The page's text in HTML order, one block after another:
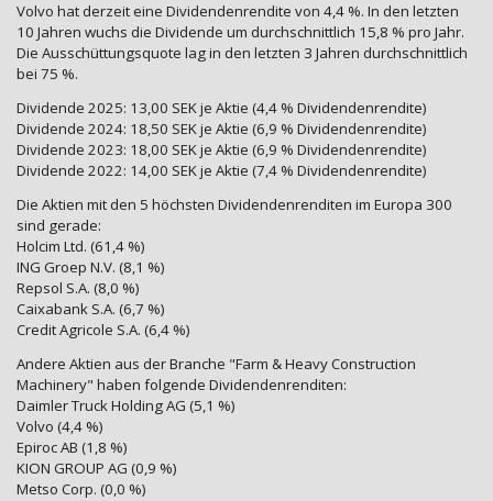
Volvo hat derzeit eine Dividendenrendite von 4,4 %. In den letzten
10 Jahren wuchs die Dividende um durchschnittlich 15,8 % pro Jahr.
Die Ausschüttungsquote lag in den letzten 3 Jahren durchschnittlich
bei 75 %.
Dividende 2025: 13,00 SEK je Aktie (4,4 % Dividendenrendite)
Dividende 2024: 18,50 SEK je Aktie (6,9 % Dividendenrendite)
Dividende 2023: 18,00 SEK je Aktie (6,9 % Dividendenrendite)
Dividende 2022: 14,00 SEK je Aktie (7,4 % Dividendenrendite)
Die Aktien mit den 5 höchsten Dividendenrenditen im Europa 300
sind gerade:
Holcim Ltd. (61,4 %)
ING Groep N.V. (8,1 %)
Repsol S.A. (8,0 %)
Caixabank S.A. (6,7 %)
Credit Agricole S.A. (6,4 %)
Andere Aktien aus der Branche "Farm & Heavy Construction
Machinery" haben folgende Dividendenrenditen:
Daimler Truck Holding AG (5,1 %)
Volvo (4,4 %)
Epiroc AB (1,8 %)
KION GROUP AG (0,9 %)
Metso Corp. (0,0 %)